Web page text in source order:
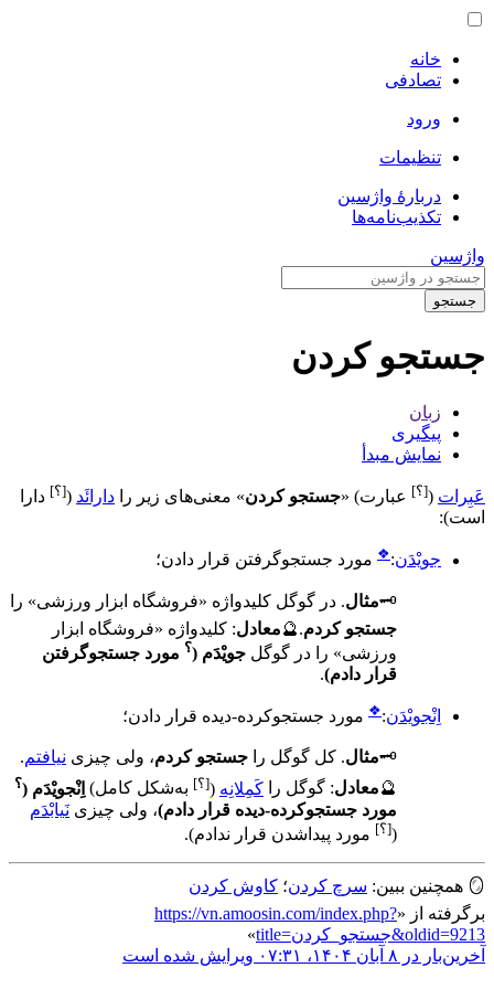
خانه
تصادفی
ورود
تنظیمات
دربارهٔ واژسین
تکذیب‌نامه‌ها
واژسین
جستجو
جستجو کردن
زبان
پیگیری
نمایش مبدأ
عَبِرات ([؟] عبارت)
«جستجو کردن» معنی‌های زیر را دارائَد ([؟] دارا
است)
:
جویْدَن:
❖ مورد جستجوگرفتن قرار دادن؛
🗝️مثال. در گوگل کلیدواژه «فروشگاه ابزار ورزشی» را
جستجو کردم.
🔮معادل: کلیدواژه «فروشگاه ابزار
ورزشی» را در گوگل جویْدَم (؟ مورد جستجوگرفتن
قرار دادم)
.
اِنْجویْدَن:
❖ مورد جستجو‌کرده-دیده قرار دادن؛
🗝️مثال. کل گوگل را جستجو کردم، ولی چیزی نیافتم.
🔮معادل: گوگل را کَمِلانِه ([؟] به‌شکل کامل) اِنْجویْدَم (؟
مورد جستجو‌کرده-دیده قرار دادم)، ولی چیزینَیابْدَم
([؟] مورد پیدا‌شدن قرار ندادم)
.
🪞 همچنین ببین: سرچ کردن؛ کاوش کردن
برگرفته از «https://vn.amoosin.com/index.php?
title=جستجو_کردن&oldid=9213
»
آخرین‌بار در ‏۸ آبان ۱۴۰۴، ‏۰۷:۳۱ ویرایش شده است